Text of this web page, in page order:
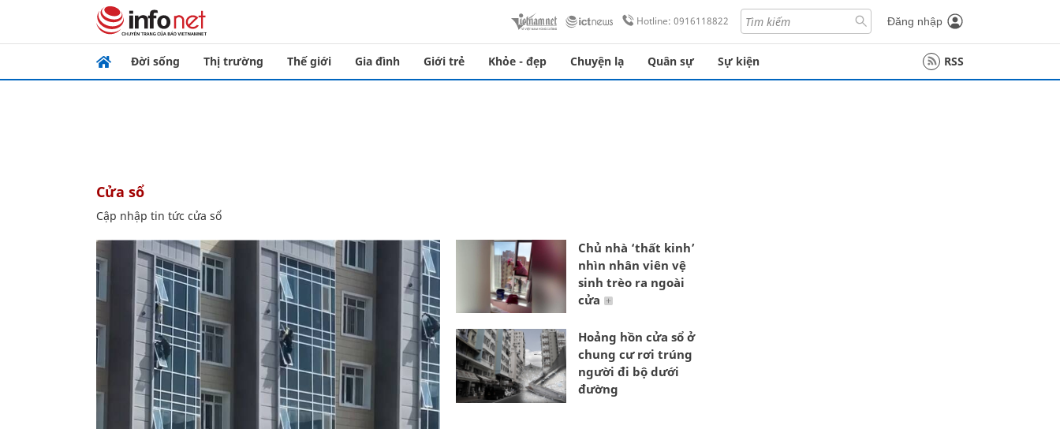
Hotline: 0916118822 Đăng nhập
Đời sống Thị trường Thế giới Gia đình Giới trẻ Khỏe - đẹp Chuyện lạ Quân sự Sự kiện RSS
cửa sổ
Cập nhập tin tức cửa sổ
Chủ nhà ‘thất kinh’
nhìn nhân viên vệ
sinh trèo ra ngoài
cửa
Hoảng hồn cửa sổ ở
chung cư rơi trúng
người đi bộ dưới
đường